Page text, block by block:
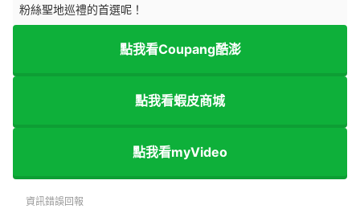
粉絲聖地巡禮的首選呢！
點我看Coupang酷澎
點我看蝦皮商城
點我看myVideo
資訊錯誤回報